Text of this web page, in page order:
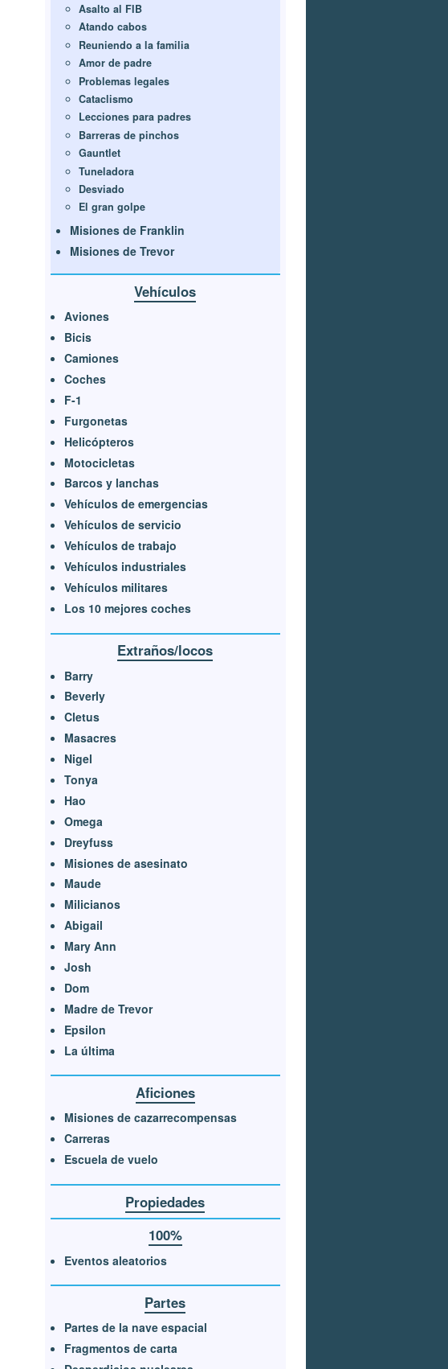
Asalto al FIB
Atando cabos
Reuniendo a la familia
Amor de padre
Problemas legales
Cataclismo
Lecciones para padres
Barreras de pinchos
Gauntlet
Tuneladora
Desviado
El gran golpe
Misiones de Franklin
Misiones de Trevor
Vehículos
Aviones
Bicis
Camiones
Coches
F-1
Furgonetas
Helicópteros
Motocicletas
Barcos y lanchas
Vehículos de emergencias
Vehículos de servicio
Vehículos de trabajo
Vehículos industriales
Vehículos militares
Los 10 mejores coches
Extraños/locos
Barry
Beverly
Cletus
Masacres
Nigel
Tonya
Hao
Omega
Dreyfuss
Misiones de asesinato
Maude
Milicianos
Abigail
Mary Ann
Josh
Dom
Madre de Trevor
Epsilon
La última
Aficiones
Misiones de cazarrecompensas
Carreras
Escuela de vuelo
Propiedades
100%
Eventos aleatorios
Partes
Partes de la nave espacial
Fragmentos de carta